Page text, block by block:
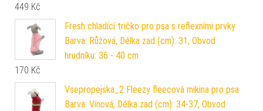
449 Kč
Fresh chladící tričko pro psa s reflexními prvky
Barva: Růžová, Délka zad (cm): 31, Obvod
hrudníku: 36 - 40 cm
170 Kč
Vsepropejska_2 Fleezy fleecová mikina pro psa
Barva: Vínová, Délka zad (cm): 34-37, Obvod